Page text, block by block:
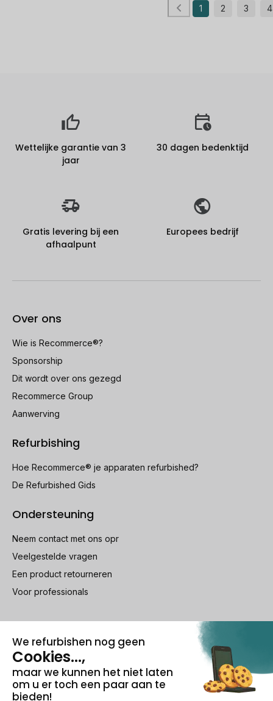
1 2 3 4
Wettelijke garantie van 3
jaar
30 dagen bedenktijd
Gratis levering bij een
afhaalpunt
Europees bedrijf
Over ons
Wie is Recommerce®?
Sponsorship
Dit wordt over ons gezegd
Recommerce Group
Aanwerving
Refurbishing
Hoe Recommerce® je apparaten refurbished?
De Refurbished Gids
Ondersteuning
Neem contact met ons opr
Veelgestelde vragen
Een product retourneren
Voor professionals
100% beveiligde betaling